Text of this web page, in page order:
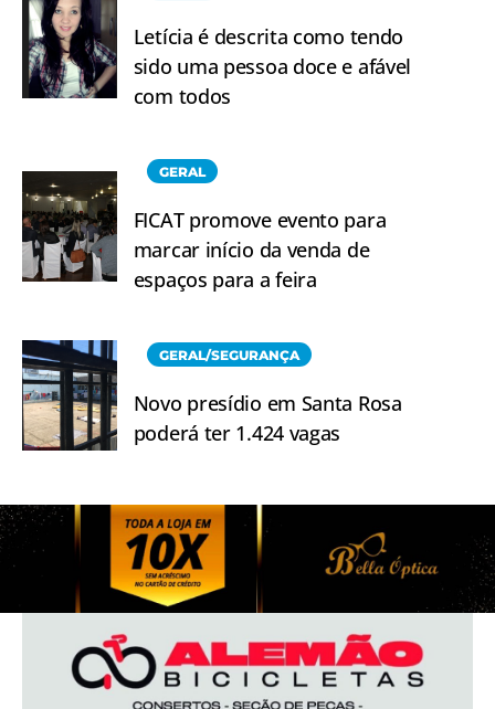
Letícia é descrita como tendo
sido uma pessoa doce e afável
com todos
GERAL
FICAT promove evento para
marcar início da venda de
espaços para a feira
GERAL/SEGURANÇA
Novo presídio em Santa Rosa
poderá ter 1.424 vagas